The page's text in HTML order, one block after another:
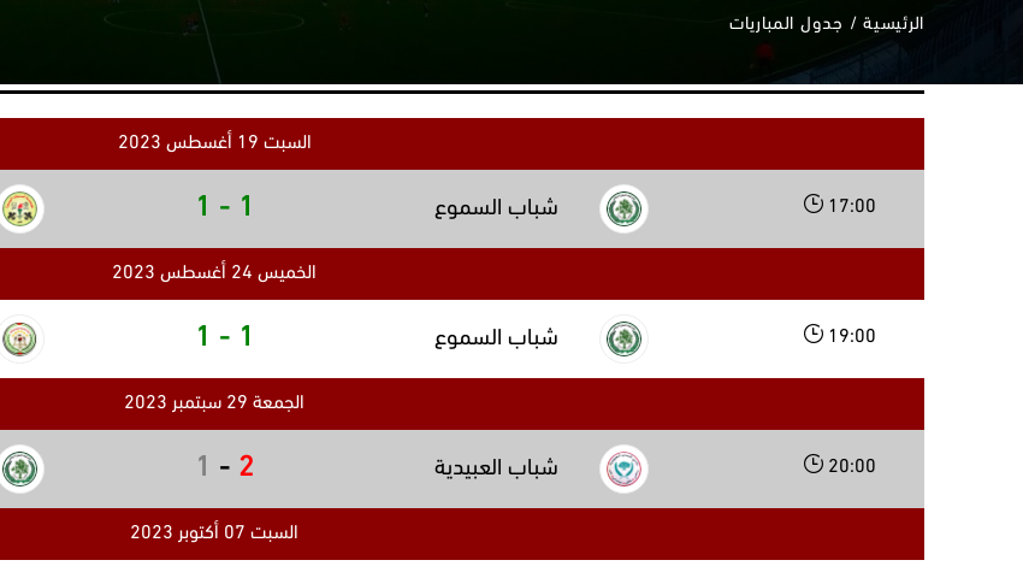
الرئيسية جدول المباريات
السبت 19 أغسطس 2023
17:00 شباب السموع 1
-
1
الخميس 24 أغسطس 2023
19:00 شباب السموع 1
-
1
الجمعة 29 سبتمبر 2023
20:00 شباب العبيدية 2
-
1
السبت 07 أكتوبر 2023